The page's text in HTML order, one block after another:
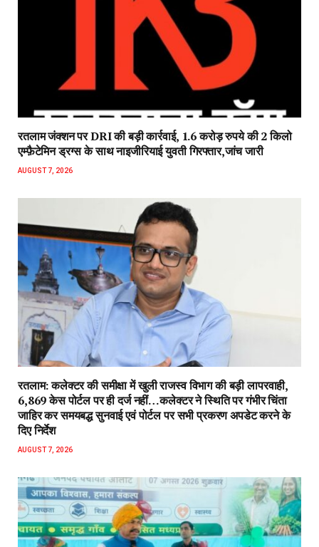
रतलाम जंक्शन पर DRI की बड़ी कार्रवाई, 1.6 करोड़ रुपये की 2 किलो
एम्फ़ैटेमिन ड्रग्स के साथ नाइजीरियाई युवती गिरफ्तार,जांच जारी
AUGUST 7, 2026
रतलाम: कलेक्टर की समीक्षा में खुली राजस्व विभाग की बड़ी लापरवाही,
6,869 केस पोर्टल पर ही दर्ज नहीं…कलेक्टर ने स्थिति पर गंभीर चिंता
जाहिर कर समयबद्ध सुनवाई एवं पोर्टल पर सभी प्रकरण अपडेट करने के
दिए निर्देश
AUGUST 7, 2026